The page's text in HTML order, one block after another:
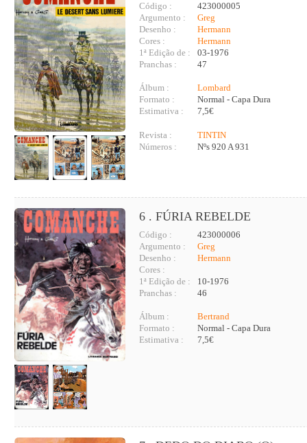
Código :
423000005
Argumento :
Greg
Desenho :
Hermann
Cores :
Hermann
1ª Edição de :
03-1976
Pranchas :
47
Álbum :
Lombard
Formato :
Normal - Capa Dura
Estimativa :
7,5€
Revista :
TINTIN
Números :
Nºs 920 A 931
6 . FÚRIA REBELDE
Código :
423000006
Argumento :
Greg
Desenho :
Hermann
Cores :
1ª Edição de :
10-1976
Pranchas :
46
Álbum :
Bertrand
Formato :
Normal - Capa Dura
Estimativa :
7,5€